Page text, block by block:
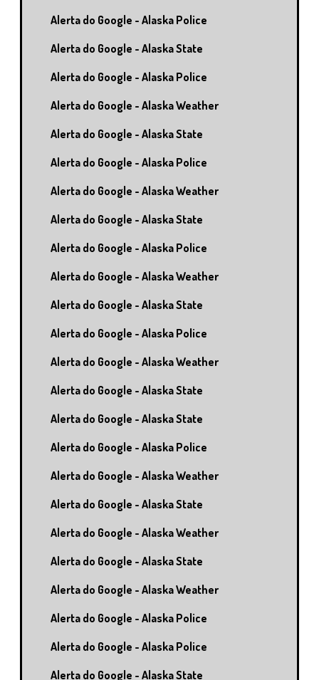
Alerta do Google - Alaska Police
Alerta do Google - Alaska State
Alerta do Google - Alaska Police
Alerta do Google - Alaska Weather
Alerta do Google - Alaska State
Alerta do Google - Alaska Police
Alerta do Google - Alaska Weather
Alerta do Google - Alaska State
Alerta do Google - Alaska Police
Alerta do Google - Alaska Weather
Alerta do Google - Alaska State
Alerta do Google - Alaska Police
Alerta do Google - Alaska Weather
Alerta do Google - Alaska State
Alerta do Google - Alaska State
Alerta do Google - Alaska Police
Alerta do Google - Alaska Weather
Alerta do Google - Alaska State
Alerta do Google - Alaska Weather
Alerta do Google - Alaska State
Alerta do Google - Alaska Weather
Alerta do Google - Alaska Police
Alerta do Google - Alaska Police
Alerta do Google - Alaska State